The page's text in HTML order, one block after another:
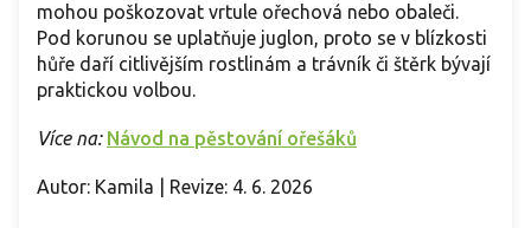
mohou poškozovat vrtule ořechová nebo obaleči.
Pod korunou se uplatňuje juglon, proto se v blízkosti
hůře daří citlivějším rostlinám a trávník či štěrk bývají
praktickou volbou.
Více na: Návod na pěstování ořešáků
Autor: Kamila | Revize: 4. 6. 2026